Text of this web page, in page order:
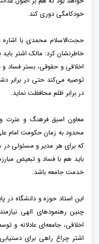
خودکامگی دوری کند.
حجت‌الاسلام محمدی با
خاطرنشان کرد: مالک اشتر
اخلاقی و حقوقی، بستر فساد
توصیه می‌کند حتی در برابر
در برابر ظلم محافظت نماید.
معاون اسبق فرهنگ و عترت
محدود به زمان حکومت امام
که برای هر مدیر و مسئولی در
باید هم با فساد و تبعیض
خدمت جامعه باشد.
این استاد حوزه و دانشگاه در
چنین رهنمودهای الهی
اخلاقی، جامعه‌ای عادلانه و
اشتر چراغ راهی برای